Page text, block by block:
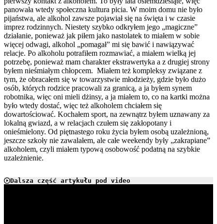
panowała wtedy społeczna kultura picia. W moim domu nie było
pijaństwa, ale alkohol zawsze pojawiał się na święta i w czasie
imprez rodzinnych. Niestety szybko odkryłem jego „magiczne”
działanie, ponieważ jak piłem jako nastolatek to miałem w sobie
więcej odwagi, alkohol „pomagał” mi się bawić i nawiązywać
relacje. Po alkoholu potrafiłem rozmawiać, a miałem wielką jej
potrzebę, ponieważ mam charakter ekstrawertyka a z drugiej strony
byłem nieśmiałym chłopcem. Miałem też kompleksy związane z
tym, że obracałem się w towarzystwie młodzieży, gdzie było dużo
osób, których rodzice pracowali za granicą, a ja byłem synem
robotnika, więc oni mieli dżinsy, a ja miałem to, co na kartki można
było wtedy dostać, więc też alkoholem chciałem się
dowartościować. Kochałem sport, na zewnątrz byłem uznawany za
lokalną gwiazd, a w relacjach czułem się zakłopotany i
onieśmielony. Od piętnastego roku życia byłem osobą uzależnioną,
jeszcze szkoły nie zawalałem, ale całe weekendy były „zakrapiane”
alkoholem, czyli miałem typową osobowość podatną na szybkie
uzależnienie.
Dalsza część artykułu pod video